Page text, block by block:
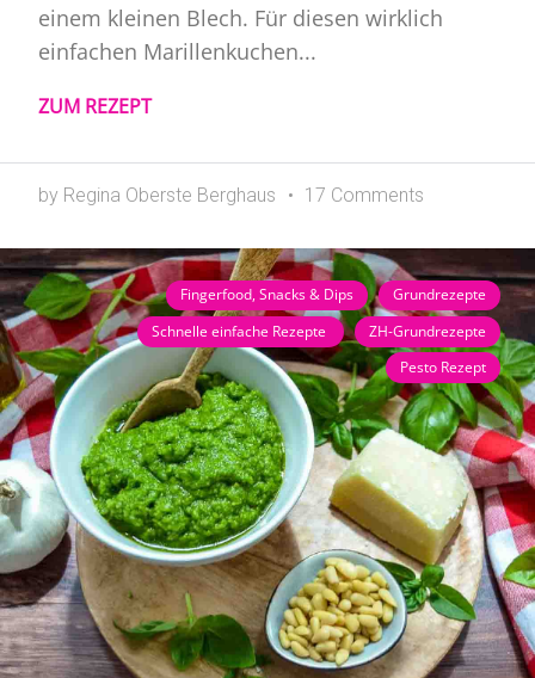
einem kleinen Blech. Für diesen wirklich
einfachen Marillenkuchen...
ZUM REZEPT
by Regina Oberste Berghaus 17 Comments
Fingerfood, Snacks & Dips
Grundrezepte
Schnelle einfache Rezepte
ZH-Grundrezepte
Pesto Rezept